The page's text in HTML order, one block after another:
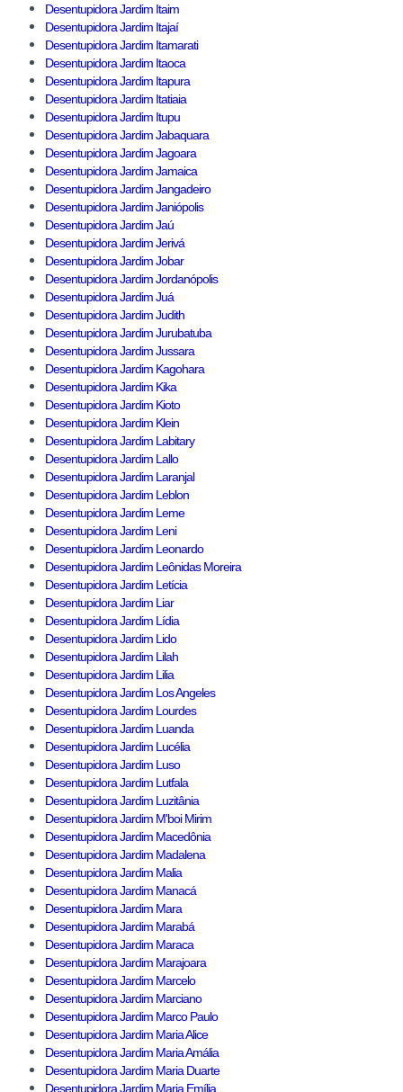
Desentupidora Jardim Itaim
Desentupidora Jardim Itajaí
Desentupidora Jardim Itamarati
Desentupidora Jardim Itaoca
Desentupidora Jardim Itapura
Desentupidora Jardim Itatiaia
Desentupidora Jardim Itupu
Desentupidora Jardim Jabaquara
Desentupidora Jardim Jagoara
Desentupidora Jardim Jamaica
Desentupidora Jardim Jangadeiro
Desentupidora Jardim Janiópolis
Desentupidora Jardim Jaú
Desentupidora Jardim Jerivá
Desentupidora Jardim Jobar
Desentupidora Jardim Jordanópolis
Desentupidora Jardim Juá
Desentupidora Jardim Judith
Desentupidora Jardim Jurubatuba
Desentupidora Jardim Jussara
Desentupidora Jardim Kagohara
Desentupidora Jardim Kika
Desentupidora Jardim Kioto
Desentupidora Jardim Klein
Desentupidora Jardim Labitary
Desentupidora Jardim Lallo
Desentupidora Jardim Laranjal
Desentupidora Jardim Leblon
Desentupidora Jardim Leme
Desentupidora Jardim Leni
Desentupidora Jardim Leonardo
Desentupidora Jardim Leônidas Moreira
Desentupidora Jardim Letícia
Desentupidora Jardim Liar
Desentupidora Jardim Lídia
Desentupidora Jardim Lido
Desentupidora Jardim Lilah
Desentupidora Jardim Lilia
Desentupidora Jardim Los Angeles
Desentupidora Jardim Lourdes
Desentupidora Jardim Luanda
Desentupidora Jardim Lucélia
Desentupidora Jardim Luso
Desentupidora Jardim Lutfala
Desentupidora Jardim Luzitânia
Desentupidora Jardim M'boi Mirim
Desentupidora Jardim Macedônia
Desentupidora Jardim Madalena
Desentupidora Jardim Malia
Desentupidora Jardim Manacá
Desentupidora Jardim Mara
Desentupidora Jardim Marabá
Desentupidora Jardim Maraca
Desentupidora Jardim Marajoara
Desentupidora Jardim Marcelo
Desentupidora Jardim Marciano
Desentupidora Jardim Marco Paulo
Desentupidora Jardim Maria Alice
Desentupidora Jardim Maria Amália
Desentupidora Jardim Maria Duarte
Desentupidora Jardim Maria Emília